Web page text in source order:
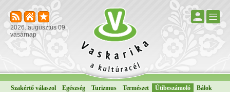
2026. augusztus 09.
vasárnap
Szakértő válaszol Egészség Turizmus Természet Útibeszámoló
Bálok